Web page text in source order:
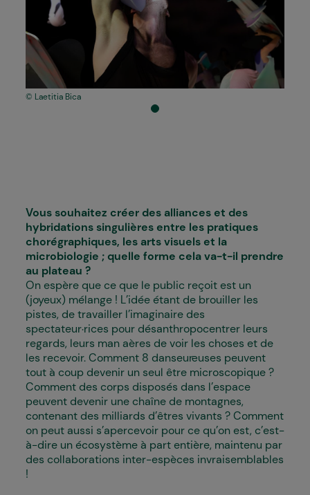
Laetitia Bica
Vous souhaitez créer des alliances et des
hybridations singulières entre les pratiques
chorégraphiques, les arts visuels et la
microbiologie ; quelle forme cela va-t-il prendre
au plateau ?
On espère que ce que le public reçoit est un
(joyeux) mélange ! L’idée étant de brouiller les
pistes, de travailler l’imaginaire des
spectateur·rices pour désanthropocentrer leurs
regards, leurs man aères de voir les choses et de
les recevoir. Comment 8 danseur·euses peuvent
tout à coup devenir un seul être microscopique ?
Comment des corps disposés dans l’espace
peuvent devenir une chaîne de montagnes,
contenant des milliards d’êtres vivants ? Comment
on peut aussi s’apercevoir pour ce qu’on est, c’est-
à-dire un écosystème à part entière, maintenu par
des collaborations inter-espèces invraisemblables
!